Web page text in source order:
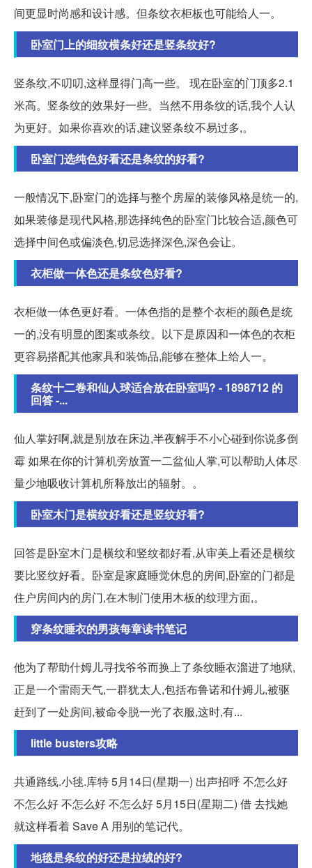
间更显时尚感和设计感。但条纹衣柜板也可能给人一。
卧室门上的细纹横条好还是竖条纹好?
竖条纹,不叨叨,这样显得门高一些。 现在卧室的门顶多2.1
米高。竖条纹的效果好一些。当然不用条纹的话,我个人认
为更好。如果你喜欢的话,建议竖条纹不易过多,。
卧室门选纯色好看还是条纹的好看?
一般情况下,卧室门的选择与整个房屋的装修风格是统一的,
如果装修是现代风格,那选择纯色的卧室门比较合适,颜色可
选择中间色或偏淡色,切忌选择深色,深色会让。
衣柜做一体色还是条纹色好看?
衣柜做一体色更好看。一体色指的是整个衣柜的颜色是统
一的,没有明显的图案或条纹。以下是原因和一体色的衣柜
更容易搭配其他家具和装饰品,能够在整体上给人一。
条纹十二卷和仙人球适合放在卧室吗? - 1898712 的
回答 -...
仙人掌好啊,就是别放在床边,半夜解手不小心碰到你说多倒
霉 如果在你的计算机旁放置一二盆仙人掌,可以帮助人体尽
量少地吸收计算机所释放出的辐射。。
卧室木门是横纹好看还是竖纹好看?
回答是卧室木门是横纹和竖纹都好看,从审美上看还是横纹
要比竖纹好看。卧室是家庭睡觉休息的房间,卧室的门都是
住户房间内的房门,在木制门使用木板的纹理方面,。
穿条纹睡衣的男孩每章读书笔记
他为了帮助什姆儿寻找爷爷而换上了条纹睡衣溜进了地狱,
正是一个雷雨天气,一群犹太人,包括布鲁诺和什姆儿,被驱
赶到了一处房间,被命令脱一光了衣服,这时,有...
little busters攻略
共通路线.小毬.库特 5月14日(星期一) 出声招呼 不怎么好
不怎么好 不怎么好 不怎么好 5月15日(星期二) 借 去找她
就这样看着 Save A 用别的笔记代。
地毯是条纹的好还是拉绒的好?